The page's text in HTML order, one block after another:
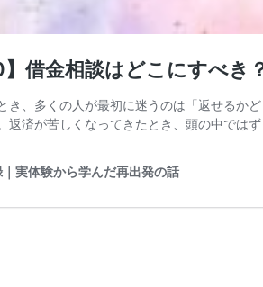
】借金相談はどこにすべき
き、多くの人が最初に迷うのは「返せるか
返済が苦しくなってきたとき、頭の中では
実体験から学んだ再出発の話